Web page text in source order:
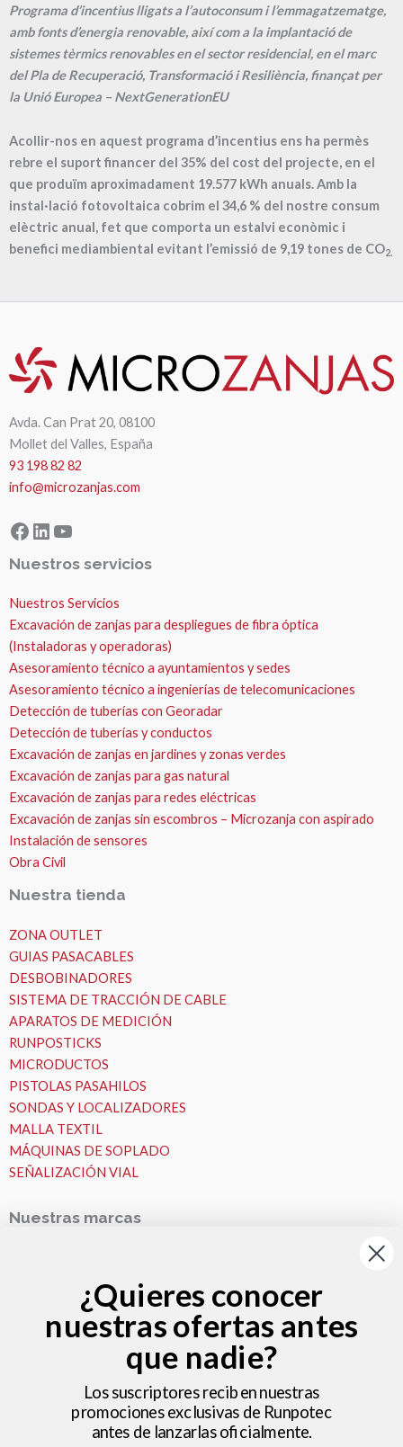
Programa d’incentius lligats a l’autoconsum i l’emmagatzematge,
amb fonts d’energia renovable, així com a la implantació de
sistemes tèrmics renovables en el sector residencial, en el marc
del Pla de Recuperació, Transformació i Resiliència, finançat per
la Unió Europea – NextGenerationEU
Acollir-nos en aquest programa d’incentius ens ha permès
rebre el suport financer del 35% del cost del projecte, en el
que produïm aproximadament 19.577 kWh anuals. Amb la
instal·lació fotovoltaica cobrim el 34,6 % del nostre consum
elèctric anual, fet que comporta un estalvi econòmic i
benefici mediambiental evitant l’emissió de 9,19 tones de CO2.
Avda. Can Prat 20, 08100
Mollet del Valles, España
93 198 82 82
info@microzanjas.com
Facebook
LinkedIn
YouTube
Nuestros servicios
Nuestros Servicios
Excavación de zanjas para despliegues de fibra óptica
(Instaladoras y operadoras)
Asesoramiento técnico a ayuntamientos y sedes
Asesoramiento técnico a ingenierías de telecomunicaciones
Detección de tuberías con Georadar
Detección de tuberías y conductos
Excavación de zanjas en jardines y zonas verdes
Excavación de zanjas para gas natural
Excavación de zanjas para redes eléctricas
Excavación de zanjas sin escombros – Microzanja con aspirado
Instalación de sensores
Obra Civil
Nuestra tienda
ZONA OUTLET
GUIAS PASACABLES
DESBOBINADORES
SISTEMA DE TRACCIÓN DE CABLE
APARATOS DE MEDICIÓN
RUNPOSTICKS
MICRODUCTOS
PISTOLAS PASAHILOS
SONDAS Y LOCALIZADORES
MALLA TEXTIL
MÁQUINAS DE SOPLADO
SEÑALIZACIÓN VIAL
Nuestras marcas
VESALA
MICROZANJAS
¿Quieres conocer
nuestras ofertas antes
que nadie?
Los suscriptores reciben nuestras
promociones exclusivas de Runpotec
antes de lanzarlas oficialmente.